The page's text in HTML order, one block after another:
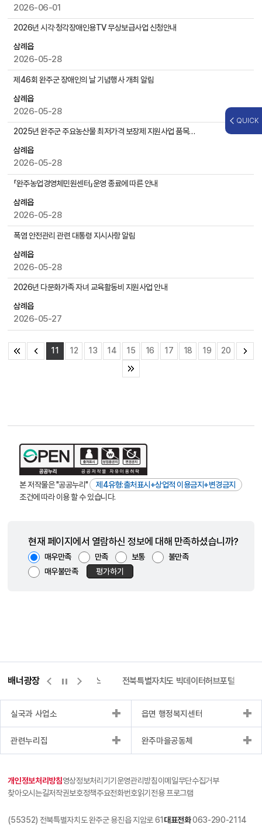
자
첨
파
,
성
,
을
2026-06-01
2026년 시각·청각장애인용TV 무상보급사업 신청안내
삼례읍
2026-05-28
제46회 완주군 장애인의 날 기념행사 개최 알림
삼례읍
2026-05-28
2025년 완주군 주요농산물 최저가격 보장제 지원사업 품목별 최저가격 안내
삼례읍
2026-05-28
「완주농업경영체민원센터」운영 종료에 따른 안내
삼례읍
2026-05-28
폭염 안전관리 관련 대통령 지시사항 알림
삼례읍
2026-05-28
2026년 다문화가족 자녀 교육활동비 지원사업 안내
삼례읍
2026-05-27
11 12 13 14 15 16 17 18 19 20
본 저작물은 "공공누리"
제4유형:출처표시+상업적 이용금지+변경금지
조건에 따라 이용 할 수 있습니다.
현재 페이지에서 열람하신 정보에 대해 만족하셨습니까?
매우만족 만족 보통
불만족
매우불만족
평가하기
QUICK
배너광장
량바로처리센터 위택스 전북특별자치도 빅데이터허브포털
실국과 사업소 읍면 행정복지센터
관련누리집 완주마을공동체
개인정보처리방침영상정보처리기기운영관리방침이메일무단수집거부
찾아오시는길저작권보호정책주요전화번호읽기전용 프로그램
(55352) 전북특별자치도 완주군 용진읍 지암로 61 대표전화063-290-2114